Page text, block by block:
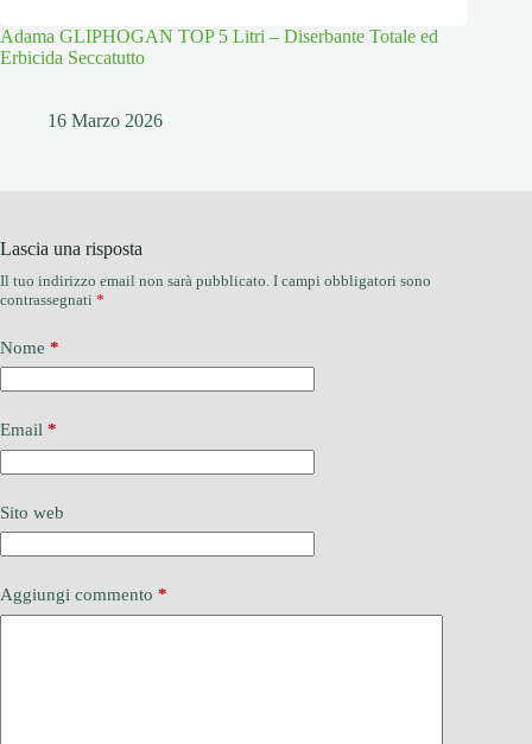
Adama GLIPHOGAN TOP 5 Litri – Diserbante Totale ed
Erbicida Seccatutto
16 Marzo 2026
Lascia una risposta
Il tuo indirizzo email non sarà pubblicato. I campi obbligatori sono
contrassegnati *
Nome *
Email *
Sito web
Aggiungi commento *